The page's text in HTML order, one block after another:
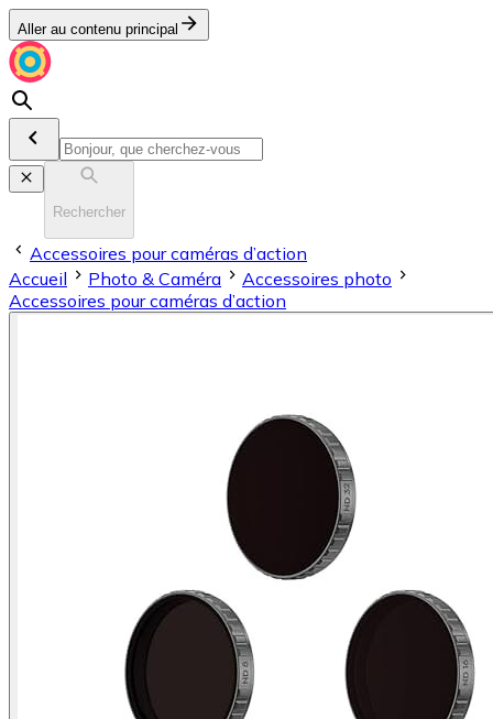
Aller au contenu principal
Rechercher
Accessoires pour caméras d’action
Accueil
Photo & Caméra
Accessoires photo
Accessoires pour caméras d’action